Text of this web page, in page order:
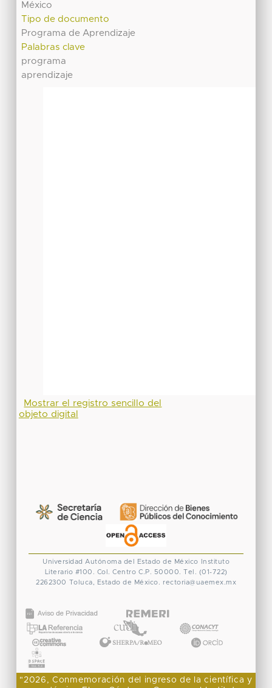
México
Tipo de documento
Programa de Aprendizaje
Palabras clave
programa
aprendizaje
Mostrar el registro sencillo del
objeto digital
Universidad Autónoma del Estado de México
Instituto
Literario #100. Col. Centro C.P. 50000. Tel. (01-722)
2262300
Toluca, Estado de México. rectoria@uaemex.mx
"2026, Conmemoración del ingreso de la científica y